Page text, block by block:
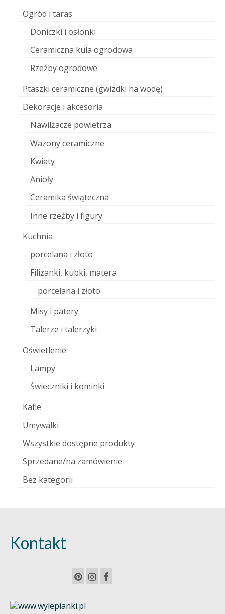
Ogród i taras
Doniczki i osłonki
Ceramiczna kula ogrodowa
Rzeźby ogrodowe
Ptaszki ceramiczne (gwizdki na wodę)
Dekoracje i akcesoria
Nawilżacze powietrza
Wazony ceramiczne
Kwiaty
Anioły
Ceramika świąteczna
Inne rzeźby i figury
Kuchnia
porcelana i złoto
Filiżanki, kubki, matera
porcelana i złoto
Misy i patery
Talerze i talerzyki
Oświetlenie
Lampy
Świeczniki i kominki
Kafle
Umywalki
Wszystkie dostępne produkty
Sprzedane/na zamówienie
Bez kategorii
Kontakt